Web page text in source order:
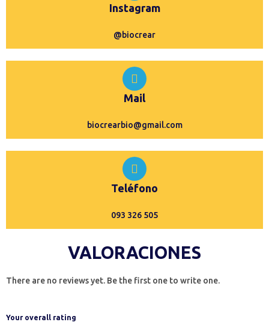
Instagram
@biocrear
Mail
biocrearbio@gmail.com
Teléfono
093 326 505
VALORACIONES
There are no reviews yet. Be the first one to write one.
Your overall rating